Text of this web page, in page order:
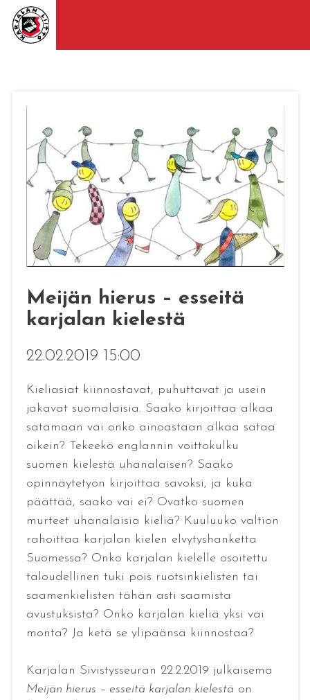
Meijän hierus – esseitä
karjalan kielestä
22.02.2019 15:00
Kieliasiat kiinnostavat, puhuttavat ja usein
jakavat suomalaisia. Saako kirjoittaa alkaa
satamaan vai onko ainoastaan alkaa sataa
oikein? Tekeekö englannin voittokulku
suomen kielestä uhanalaisen? Saako
opinnäytetyön kirjoittaa savoksi, ja kuka
päättää, saako vai ei? Ovatko suomen
murteet uhanalaisia kieliä? Kuuluuko valtion
rahoittaa karjalan kielen elvytyshanketta
Suomessa? Onko karjalan kielelle osoitettu
taloudellinen tuki pois ruotsinkielisten tai
saamenkielisten tähän asti saamista
avustuksista? Onko karjalan kieliä yksi vai
monta? Ja ketä se ylipäänsä kiinnostaa?
Karjalan Sivistysseuran 22.2.2019 julkaisema
Meijän hierus – esseitä karjalan kielestä on